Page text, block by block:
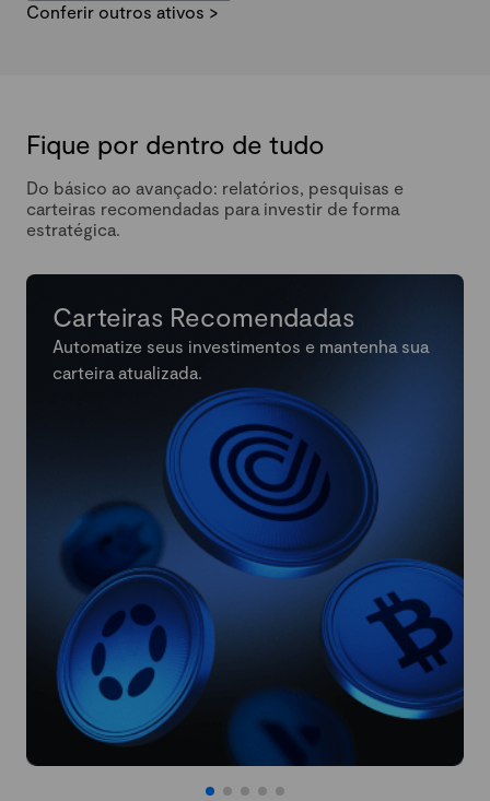
Conferir outros ativos >
Fique por dentro de tudo
Do básico ao avançado: relatórios, pesquisas e
carteiras recomendadas para investir de forma
estratégica.
Carteiras Recomendadas
Automatize seus investimentos e mantenha sua
carteira atualizada.